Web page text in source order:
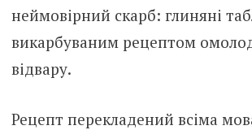
неймовірний скарб: глиняні
викарбуваним рецептом
відвару.
Рецепт перекладений всіма